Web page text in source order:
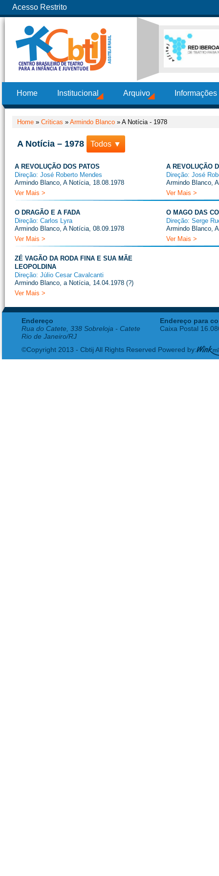
Acesso Restrito
Home Institucional Arquivo
Home » Críticas » Armindo Blanco » A Notícia - 1978
A Notícia – 1978 Todos ▼
A REVOLUÇÃO DOS PATOS
Direção: José Roberto Mendes
Armindo Blanco, A Notícia, 18.08.1978
Ver Mais >
A REVOLUÇÃO
Direção: José
Armindo Blanco,
Ver Mais >
O DRAGÃO E A FADA
Direção: Carlos Lyra
Armindo Blanco, A Notícia, 08.09.1978
Ver Mais >
O MAGO DAS
Direção: Serge
Armindo Blanco,
Ver Mais >
ZÉ VAGÃO DA RODA FINA E SUA MÃE
LEOPOLDINA
Direção: Júlio Cesar Cavalcanti
Armindo Blanco, a Notícia, 14.04.1978 (?)
Ver Mais >
Endereço
Rua do Catete, 338 Sobreloja - Catete
Rio de Janeiro/RJ
Endereço para
Caixa Postal
©Copyright 2013 - Cbtij All Rights Reserved Powered by: